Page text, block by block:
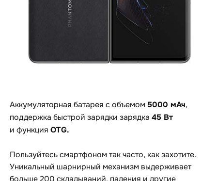
Аккумуляторная батарея с объемом 5000 мАч,
поддержка быстрой зарядки зарядка 45 Вт
и функция OTG.
Пользуйтесь смартфоном так часто, как захотите.
Уникальный шарнирный механизм выдерживает